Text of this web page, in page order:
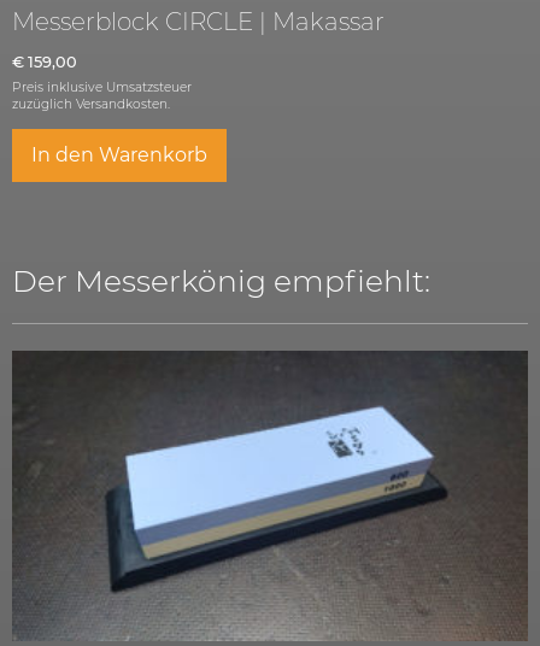
Messerblock CIRCLE | Makassar
€ 159,00
Preis inklusive Umsatzsteuer
zuzüglich Versandkosten.
In den Warenkorb
Der Messerkönig empfiehlt: